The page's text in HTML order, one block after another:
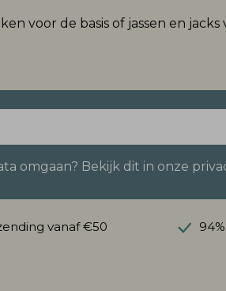
voor de basis of jassen en jacks
omgaan? Bekijk dit in onze
vanaf €50